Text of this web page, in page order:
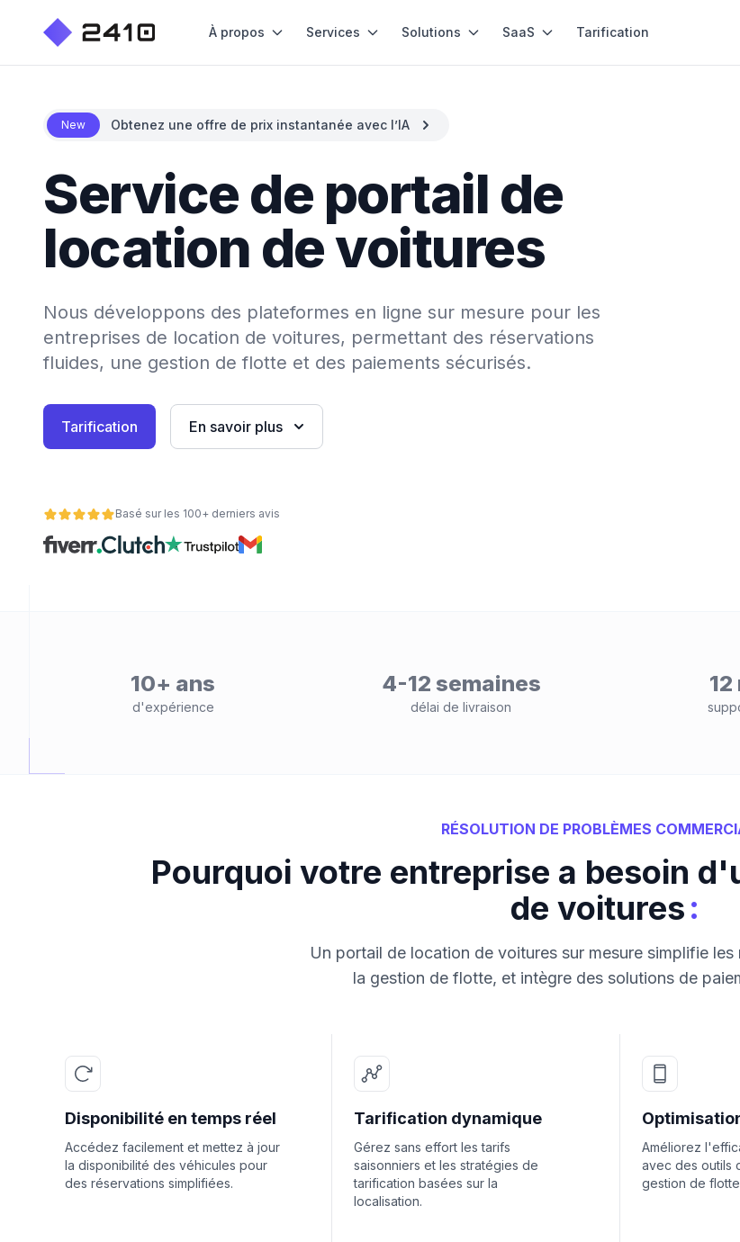
À propos Services Solutions SaaS Tarification
New Obtenez une offre de prix instantanée avec l’IA
Service de portail de
location de voitures
Nous développons des plateformes en ligne sur mesure pour les
entreprises de location de voitures, permettant des réservations
fluides, une gestion de flotte et des paiements sécurisés.
Tarification En savoir plus
Basé sur les 100+ derniers avis
10+ ans
d'expérience
4-12 semaines
délai de livraison
RÉSOLUTION DE PROBLÈMES
Pourquoi votre entreprise a besoin
de voitures:
Un portail de location de voitures sur mesure simplifie les
la gestion de flotte, et intègre des solutions de
Disponibilité en temps réel
Accédez facilement et mettez à jour
la disponibilité des véhicules pour
des réservations simplifiées.
Tarification dynamique
Gérez sans effort les tarifs
saisonniers et les stratégies de
tarification basées sur la
localisation.
Améliorez
avec des outils
gestion de